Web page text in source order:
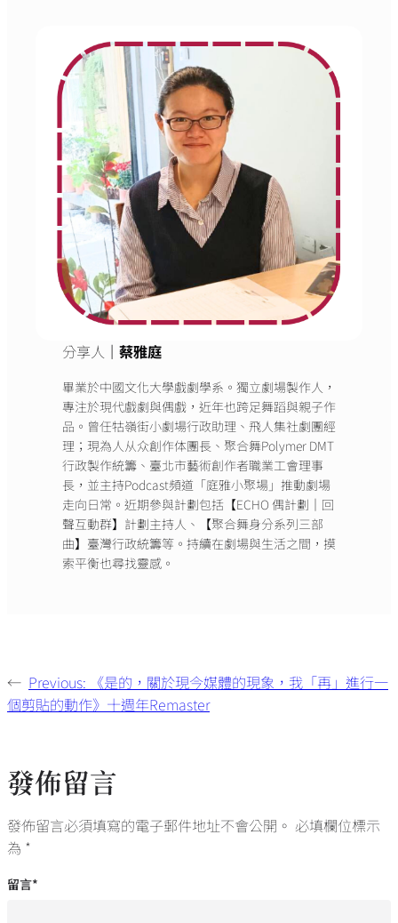
分享人 ｜蔡雅庭
畢業於中國文化大學戲劇學系。獨立劇場製作人，
專注於現代戲劇與偶戲，近年也跨足舞蹈與親子作
品。曾任牯嶺街小劇場行政助理、飛人集社劇團經
理；現為人从众創作体團長、聚合舞Polymer DMT
行政製作統籌、臺北市藝術創作者職業工會理事
長，並主持Podcast頻道「庭雅小聚場」推動劇場
走向日常。近期參與計劃包括【ECHO 偶計劃｜回
聲互動群】計劃主持人、【聚合舞身分系列三部
曲】臺灣行政統籌等。持續在劇場與生活之間，摸
索平衡也尋找靈感。
← Previous: 《是的，關於現今媒體的現象，我「再」進行一
個剪貼的動作》十週年Remaster
發佈留言
發佈留言必須填寫的電子郵件地址不會公開。 必填欄位標示
為 *
留言*